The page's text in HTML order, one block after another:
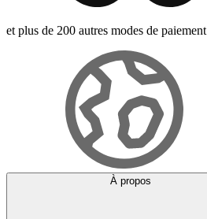
et plus de 200 autres modes de paiement
À propos